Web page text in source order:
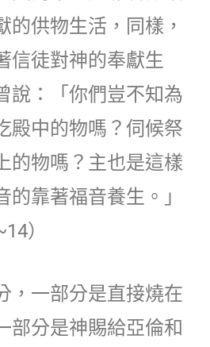
的供物生活，同樣，
信徒對神的奉獻生
說：「你們豈不知為
殿中的物嗎？伺候祭
的物嗎？主也是這樣
的靠著福音養生。」
）
，一部分是直接燒在
部分是神賜給亞倫和